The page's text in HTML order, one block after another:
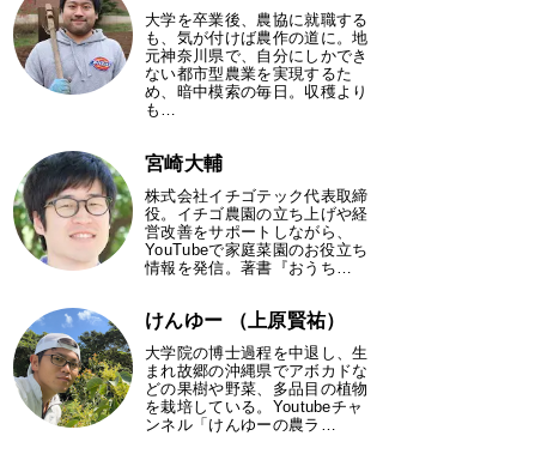
大学を卒業後、農協に就職する
も、気が付けば農作の道に。地
元神奈川県で、自分にしかでき
ない都市型農業を実現するた
め、暗中模索の毎日。収穫より
も…
宮崎大輔
株式会社イチゴテック代表取締
役。イチゴ農園の立ち上げや経
営改善をサポートしながら、
YouTubeで家庭菜園のお役立ち
情報を発信。著書『おうち…
けんゆー （上原賢祐）
大学院の博士過程を中退し、生
まれ故郷の沖縄県でアボカドな
どの果樹や野菜、多品目の植物
を栽培している。Youtubeチャ
ンネル「けんゆーの農ラ…